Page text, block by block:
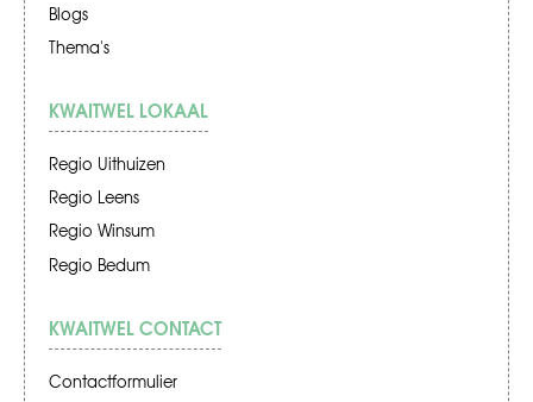
Blogs
Thema's
KWAITWEL LOKAAL
Regio Uithuizen
Regio Leens
Regio Winsum
Regio Bedum
KWAITWEL CONTACT
Contactformulier